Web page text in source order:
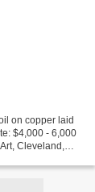
on copper laid
$4,000 - 6,000
Cleveland,